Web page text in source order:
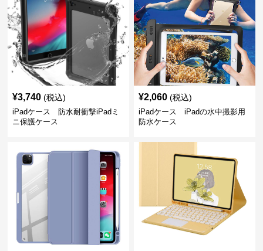
¥3,740 (税込)
iPadケース 防水耐衝撃iPadミ
ニ保護ケース
¥2,060 (税込)
iPadケース iPadの水中撮影用
防水ケース